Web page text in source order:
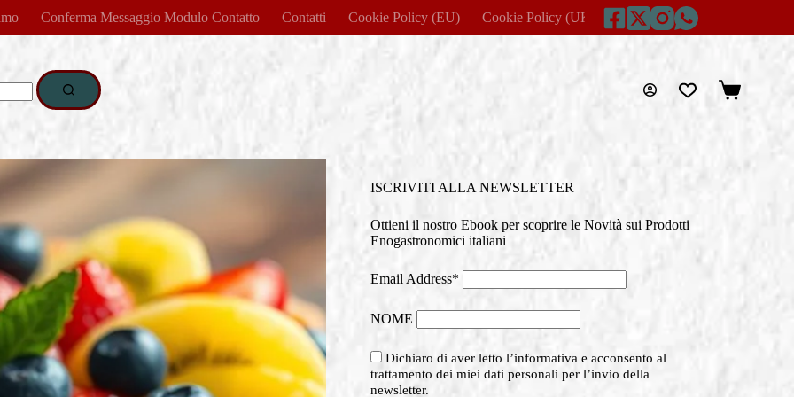
Conferma Messaggio Modulo Contatto Contatti Cookie Policy (EU) Cookie Policy (UK) Disclaimer
Carrello
ISCRIVITI ALLA NEWSLETTER
Ottieni il nostro Ebook per scoprire le Novità sui Prodotti
Enogastronomici italiani
Email Address*
NOME
Dichiaro di aver letto l’informativa e acconsento al
trattamento dei miei dati personali per l’invio della
newsletter.